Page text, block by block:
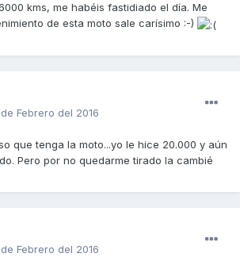
kms, me habéis fastidiado el día. Me
de esta moto sale carísimo :-)
Febrero del 2016
que tenga la moto...yo le hice 20.000 y aún
Pero por no quedarme tirado la cambié
Febrero del 2016